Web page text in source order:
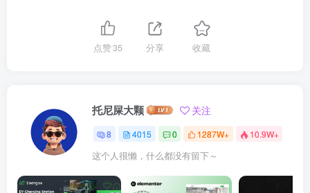
点赞35 分享 收藏
托尼屎大颗 关注
8 4015 0 1287W+ 10.9W+
这个人很懒，什么都没有留下～